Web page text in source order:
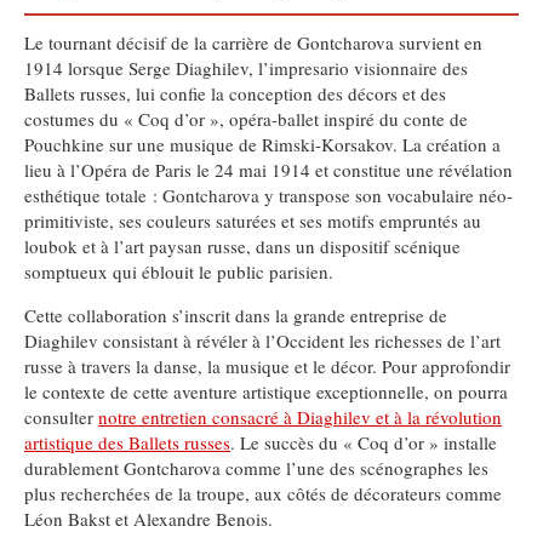
Le tournant décisif de la carrière de Gontcharova survient en
1914 lorsque Serge Diaghilev, l’impresario visionnaire des
Ballets russes, lui confie la conception des décors et des
costumes du « Coq d’or », opéra-ballet inspiré du conte de
Pouchkine sur une musique de Rimski-Korsakov. La création a
lieu à l’Opéra de Paris le 24 mai 1914 et constitue une révélation
esthétique totale : Gontcharova y transpose son vocabulaire néo-
primitiviste, ses couleurs saturées et ses motifs empruntés au
loubok et à l’art paysan russe, dans un dispositif scénique
somptueux qui éblouit le public parisien.
Cette collaboration s’inscrit dans la grande entreprise de
Diaghilev consistant à révéler à l’Occident les richesses de l’art
russe à travers la danse, la musique et le décor. Pour approfondir
le contexte de cette aventure artistique exceptionnelle, on pourra
consulter notre entretien consacré à Diaghilev et à la révolution
artistique des Ballets russes. Le succès du « Coq d’or » installe
durablement Gontcharova comme l’une des scénographes les
plus recherchées de la troupe, aux côtés de décorateurs comme
Léon Bakst et Alexandre Benois.